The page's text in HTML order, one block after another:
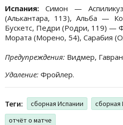
Испания: Симон —
(Алькантара, 113), Альба —
Бускетс, Педри (Родри, 119) —
Мората (Морено, 54), Сарабия
Предупреждения: Видмер,
Удаление: Фройлер.
Теги: сборная Испании
отчёт о матче